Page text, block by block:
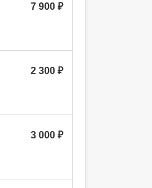
7 900 ₽
2 300 ₽
3 000 ₽